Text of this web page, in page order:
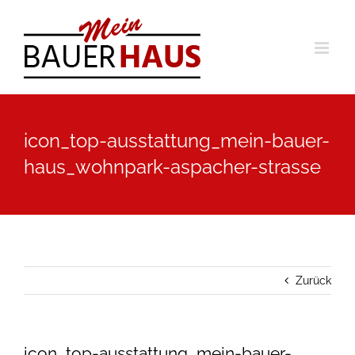
Inhalt
springen
icon_top-ausstattung_mein-bauer-
haus_wohnpark-aspacher-strasse
Zurück